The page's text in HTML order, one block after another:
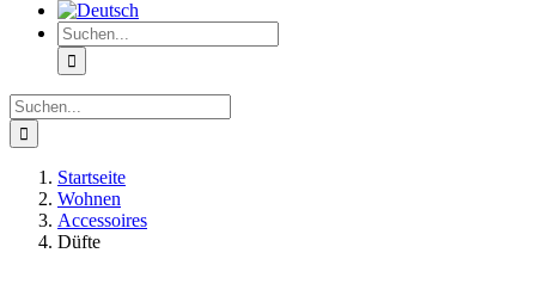
Suche
nach:
Suche
nach:
Startseite
Wohnen
Accessoires
Düfte